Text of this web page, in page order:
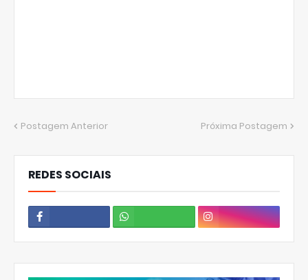
Postagem Anterior Próxima Postagem
REDES SOCIAIS